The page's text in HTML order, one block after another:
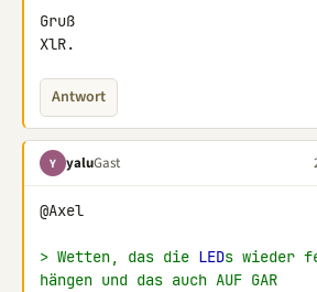
Gruß
XlR.
Antwort
Y yaluGast
@Axel
> Wetten, das die LEDs wieder
hängen und das auch AUF GAR